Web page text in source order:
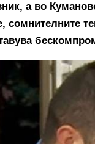
а во
сомнителните